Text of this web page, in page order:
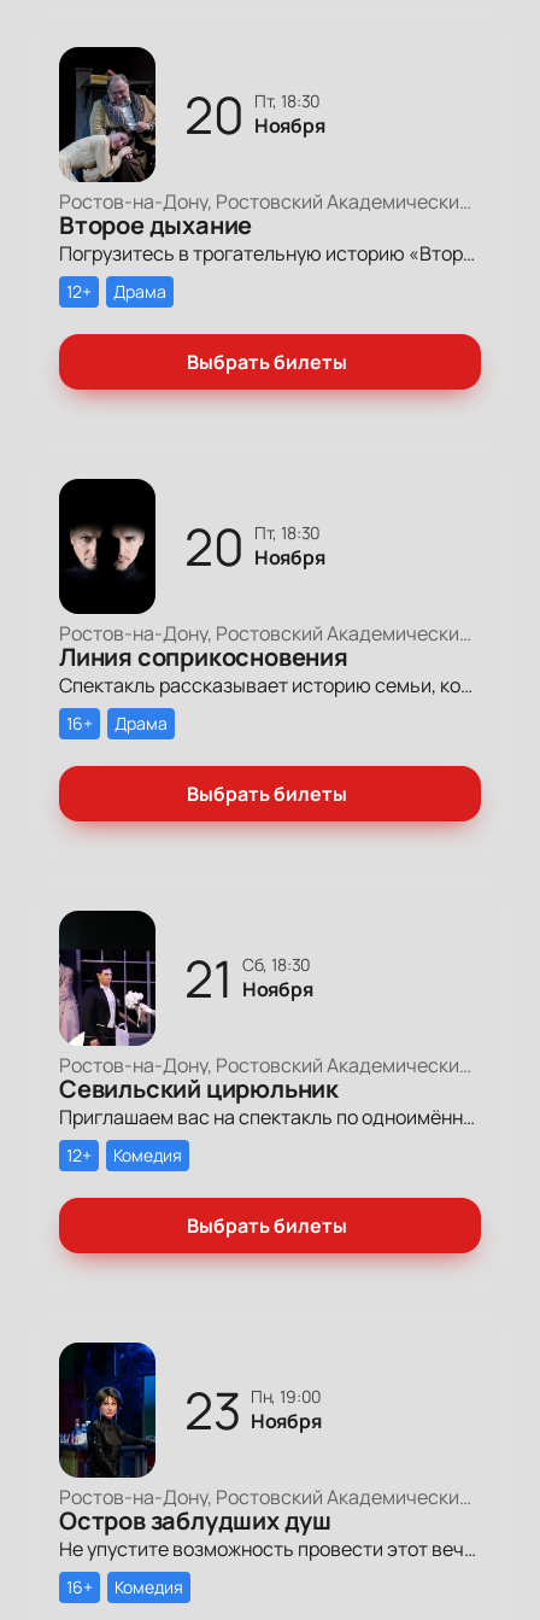
20 пт, 18:30
Ноября
Ростов-на-Дону, Ростовский Академический Театр Драмы, Большая сцена
Второе дыхание
Погрузитесь в трогательную историю «Второе дыхание» в Ростовском театре драмы им. Горького.
12+ Драма
Выбрать билеты
20 пт, 18:30
Ноября
Ростов-на-Дону, Ростовский Академический Театр Драмы, Малая сцена
Линия соприкосновения
Спектакль рассказывает историю семьи, которую разделила линия фронта.
16+ Драма
Выбрать билеты
21 сб, 18:30
Ноября
Ростов-на-Дону, Ростовский Академический Театр Драмы, Большая сцена
Севильский цирюльник
Приглашаем вас на спектакль по одноимённой пьесе «Севильский цирюльник» французского классика Пьера Огюста Карона де Бомарше.
12+ Комедия
Выбрать билеты
23 пн, 19:00
Ноября
Ростов-на-Дону, Ростовский Академический Театр Драмы, Большая сцена
Остров заблудших душ
Не упустите возможность провести этот вечер в компании героев постановки «Остров заблудших душ»!
16+ Комедия